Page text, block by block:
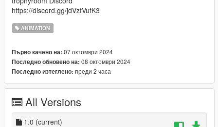
https://discord.gg/jdVzfVufK3
ANIMATION
Първо качено на: 07 октомври 2024
Последно обновено на: 08 октомври 2024
Последно изтеглено: преди 2 часа
All Versions
1.0 (current)